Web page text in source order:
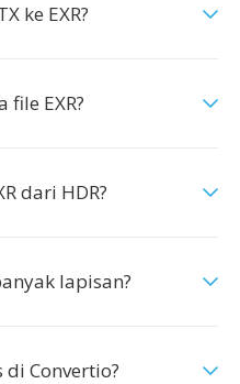
ke EXR?
EXR?
dari HDR?
lapisan?
di Convertio?